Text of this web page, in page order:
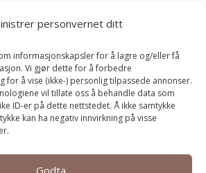
personvernet ditt
informasjonskapsler for å lagre og/eller få
Vi gjør dette for å forbedre
for å vise (ikke-) personlig tilpassede annonser.
vil tillate oss å behandle data som
ID-er på dette nettstedet. Å ikke samtykke
kan ha negativ innvirkning på visse
Godta